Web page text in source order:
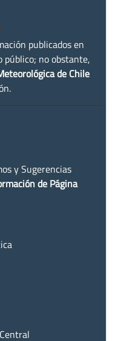
publicados en
público; no obstante,
de Chile
y Sugerencias
de Página